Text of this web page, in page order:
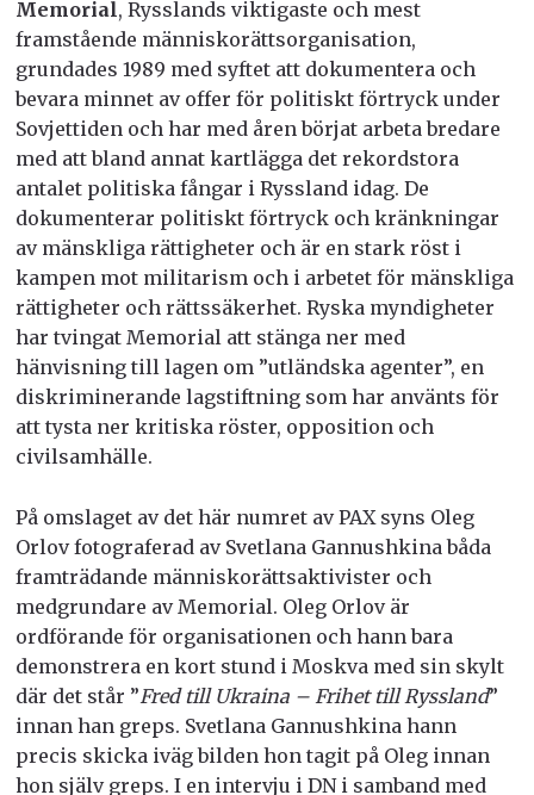
Memorial, Rysslands viktigaste och mest
framstående människorättsorganisation,
grundades 1989 med syftet att dokumentera och
bevara minnet av offer för politiskt förtryck under
Sovjettiden och har med åren börjat arbeta bredare
med att bland annat kartlägga det rekordstora
antalet politiska fångar i Ryssland idag. De
dokumenterar politiskt förtryck och kränkningar
av mänskliga rättigheter och är en stark röst i
kampen mot militarism och i arbetet för mänskliga
rättigheter och rättssäkerhet. Ryska myndigheter
har tvingat Memorial att stänga ner med
hänvisning till lagen om ”utländska agenter”, en
diskriminerande lagstiftning som har använts för
att tysta ner kritiska röster, opposition och
civilsamhälle.
På omslaget av det här numret av PAX syns Oleg
Orlov fotograferad av Svetlana Gannushkina båda
framträdande människorättsaktivister och
medgrundare av Memorial. Oleg Orlov är
ordförande för organisationen och hann bara
demonstrera en kort stund i Moskva med sin skylt
där det står ”Fred till Ukraina – Frihet till Ryssland”
innan han greps. Svetlana Gannushkina hann
precis skicka iväg bilden hon tagit på Oleg innan
hon själv greps. I en intervju i DN i samband med